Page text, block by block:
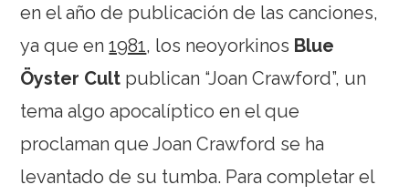
en el año de publicación de las canciones,
ya que en1981, los neoyorkinos Blue
Öyster Cult publican “Joan Crawford”, un
tema algo apocalíptico en el que
proclaman que Joan Crawford se ha
levantado de su tumba. Para completar el